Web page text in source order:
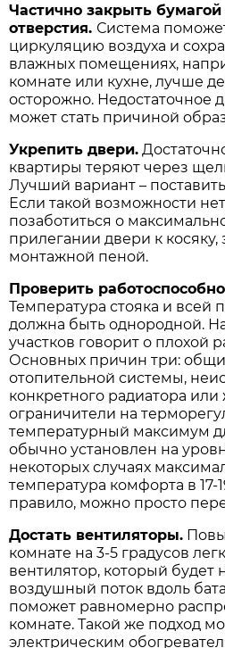
Частично закрыть
отверстия. Система
циркуляцию воздуха и
влажных помещениях,
комнате или кухне, лучше
осторожно. Недостаточное
может стать причиной
Укрепить двери.
квартиры теряют через
Лучший вариант –
Если такой возможности
позаботиться о
прилегании двери к
монтажной пеной.
Проверить
Температура стояка и всей
должна быть однородной.
участков говорит о плохой
Основных причин три:
отопительной системы,
конкретного радиатора или
ограничители на
температурный максимум
обычно установлен на
некоторых случаях
температура комфорта в 17-
правило, можно просто
Достать вентиляторы.
комнате на 3-5 градусов
вентилятор, который будет
воздушный поток вдоль
поможет равномерно
комнате. Такой же подход
электрическим